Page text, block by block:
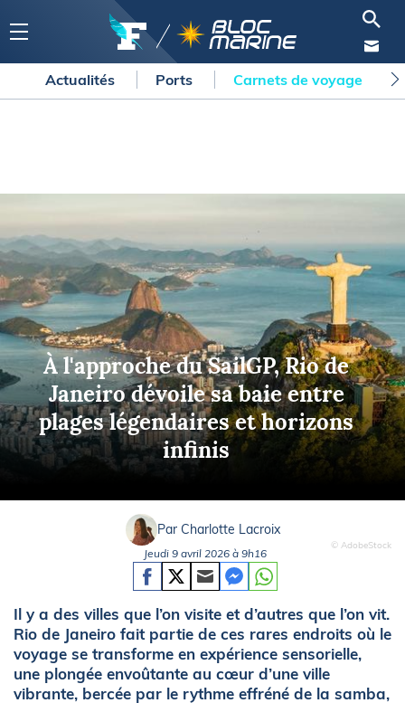
Actualités Ports Carnets de voyage
À l'approche du SailGP, Rio de
Janeiro dévoile sa baie entre
plages légendaires et horizons
infinis
© AdobeStock
Par Charlotte Lacroix
Jeudi 9 avril 2026 à 9h16
Il y a des villes que l’on visite et d’autres que l’on vit.
Rio de Janeiro fait partie de ces rares endroits où le
voyage se transforme en expérience sensorielle,
une plongée envoûtante au cœur d’une ville
vibrante, bercée par le rythme effréné de la samba,